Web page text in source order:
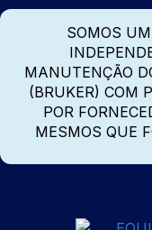
SOMOS
MANUTENÇÃO
(BRUKER) COM
POR
MESMOS QUE